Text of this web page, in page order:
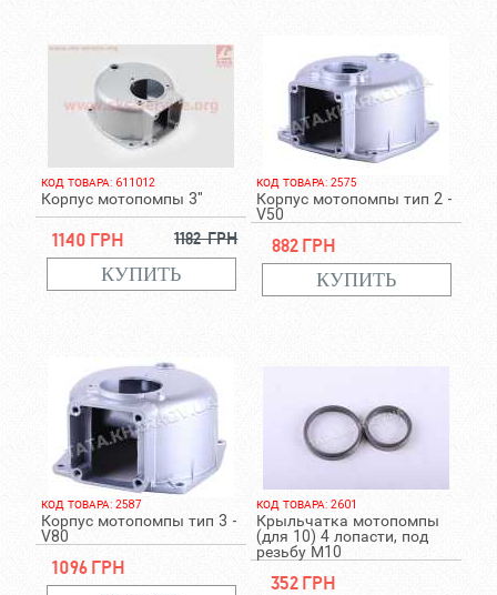
КОД ТОВАРА: 611012
Корпус мотопомпы 3"
1140 грн 1182 грн
КОД ТОВАРА: 2575
Корпус мотопомпы тип 2 -
V50
882 грн
КОД ТОВАРА: 2587
Корпус мотопомпы тип 3 -
V80
1096 грн
КОД ТОВАРА: 2601
Крыльчатка мотопомпы
(для 10) 4 лопасти, под
резьбу М10
352 грн